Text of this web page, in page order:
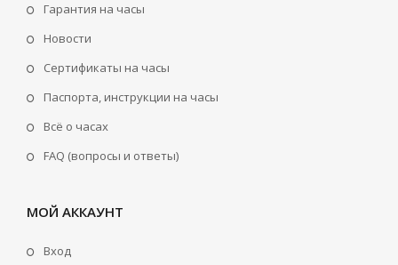
Гарантия на часы
Новости
Сертификаты на часы
Паспорта, инструкции на часы
Всё о часах
FAQ (вопросы и ответы)
МОЙ АККАУНТ
Вход